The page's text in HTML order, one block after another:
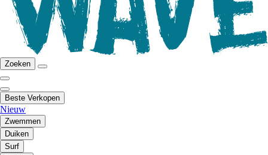
Zoeken
Beste Verkopen
Nieuw
Zwemmen
Duiken
Surf